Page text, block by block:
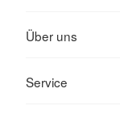
Über uns
Service